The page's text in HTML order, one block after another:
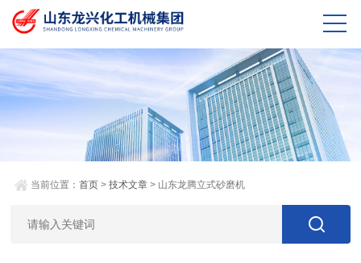
当前位置：首页 >技术文章 > 山东龙腾立式砂磨机